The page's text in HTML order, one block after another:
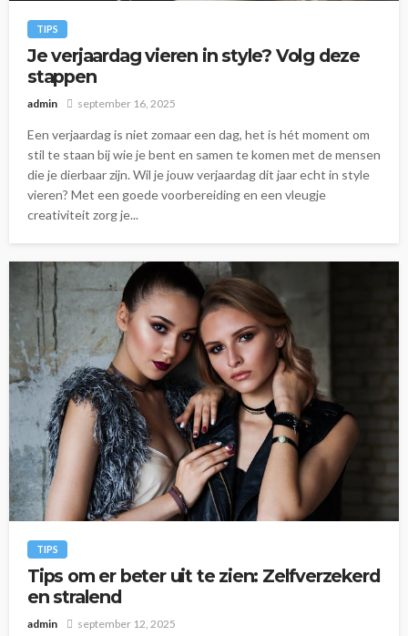
TIPS
Je verjaardag vieren in style? Volg deze
stappen
admin september 16, 2025
Een verjaardag is niet zomaar een dag, het is hét moment om
stil te staan bij wie je bent en samen te komen met de mensen
die je dierbaar zijn. Wil je jouw verjaardag dit jaar echt in style
vieren? Met een goede voorbereiding en een vleugje
creativiteit zorg je...
TIPS
Tips om er beter uit te zien: Zelfverzekerd
en stralend
admin september 12, 2025